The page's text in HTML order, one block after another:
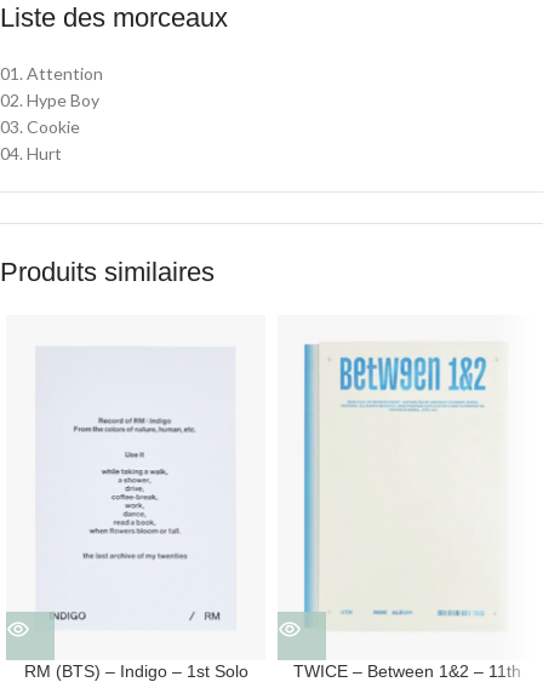
Liste des morceaux
01. Attention
02. Hype Boy
03. Cookie
04. Hurt
Produits similaires
RM (BTS) – Indigo – 1st Solo
TWICE – Between 1&2 – 11th